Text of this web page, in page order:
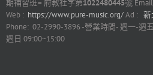
期補習班– 府教社字第1022480445號
Web : https://www.pure-music.org/Ad : 新
Phone: 02-2990-3896 -營業時間- 週一-週
週日 09:00~15:00